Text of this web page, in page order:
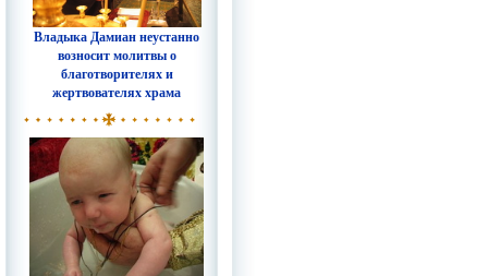
Владыка Дамиан неустанно
возносит молитвы о
благотворителях и
жертвователях храма